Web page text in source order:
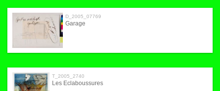
D_2005_07769
Garage
T_2005_2740
Les Eclaboussures